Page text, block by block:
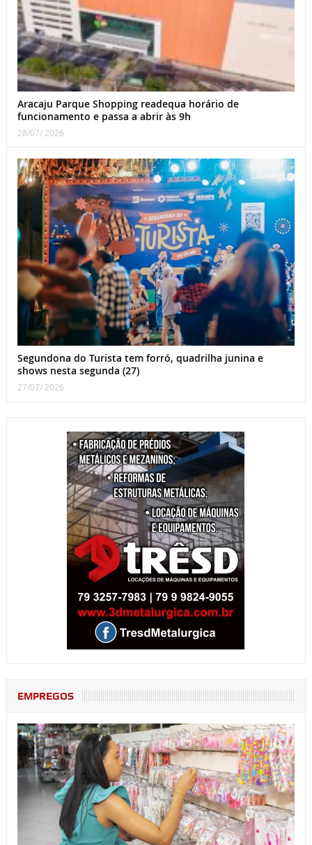
Aracaju Parque Shopping readequa horário de
funcionamento e passa a abrir às 9h
28/07/ 2026
Segundona do Turista tem forró, quadrilha junina e
shows nesta segunda (27)
27/07/ 2026
EMPREGOS